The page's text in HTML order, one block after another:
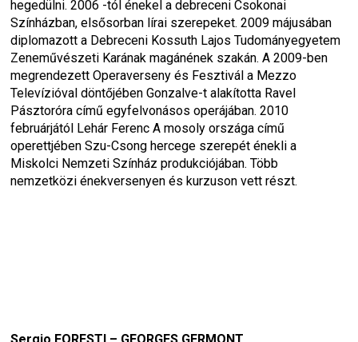
hegedülni. 2006 -tól énekel a debreceni Csokonai
Színházban, elsősorban lírai szerepeket. 2009 májusában
diplomazott a Debreceni Kossuth Lajos Tudományegyetem
Zeneművészeti Karának magánének szakán. A 2009-ben
megrendezett Operaverseny és Fesztivál a Mezzo
Televízióval döntőjében Gonzalve-t alakította Ravel
Pásztoróra című egyfelvonásos operájában. 2010
februárjától Lehár Ferenc A mosoly országa című
operettjében Szu-Csong hercege szerepét énekli a
Miskolci Nemzeti Színház produkciójában. Több
nemzetközi énekversenyen és kurzuson vett részt.